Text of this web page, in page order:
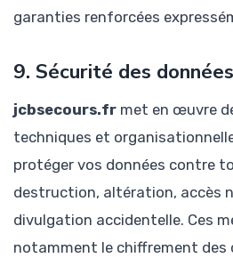
garanties renforcées
9. Sécurité des données
jcbsecours.fr met en œuvre
techniques et
protéger vos données contre
destruction, altération, accès
divulgation accidentelle. Ces
notamment le chiffrement des